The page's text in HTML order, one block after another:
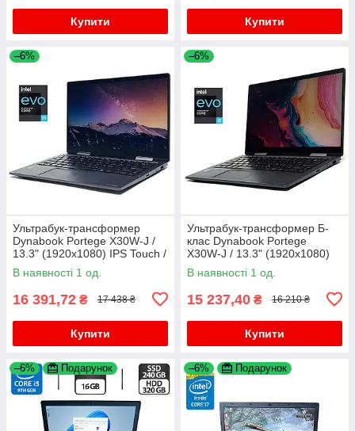
Купити Купити
–6%
Ультрабук-трансформер
Dynabook Portege X30W-J /
13.3" (1920x1080) IPS Touch /
Intel Core i5-1135G7 (4 (8)
ядра по 2.4 - 4.2 GHz) /
В наявності 1 од.
16 391,72 ₴ 17 438 ₴
Купити
–6%
Ультрабук-трансформер Б-
клас Dynabook Portege
X30W-J / 13.3" (1920x1080)
IPS Touch / Intel Core i5-
1135G7 (4 (8) ядра по 2.4 -
В наявності 1 од.
15 237,40 ₴ 16 210 ₴
Купити
–6% Подарунок –6% Подарунок